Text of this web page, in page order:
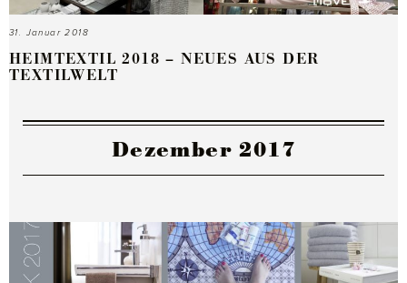
31. Januar 2018
HEIMTEXTIL 2018 – NEUES AUS DER
TEXTILWELT
Dezember 2017